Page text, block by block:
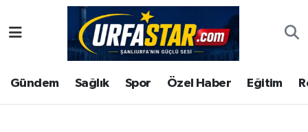
Gündem Sağlık Spor Özel Haber Eğitim
ASAYİS
ÇEVRE
Şanlıurfa Nöbetçi Eczaneler
Şanlıurfa Hava Durumu